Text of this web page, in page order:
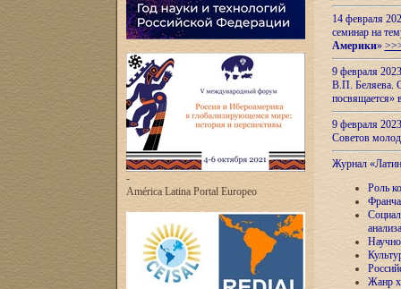
-
América Latina Portal Europeo
14 февраля
семинар на
Америки»
9 февраля
В.П. Беляева.
посвящается»
9 февраля
Советов
Журнал
Роль
анализа
Жанр